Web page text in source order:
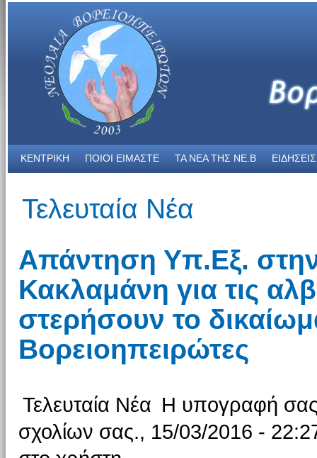
ΚΕΝΤΡΙΚΗ ΠΟΙΟΙ ΕΙΜΑΣΤΕ ΤΑ ΝΕΑ THΣ NE.B ΕΙΔΗΣΕΙΣ
Τελευταία Νέα
Απάντηση Υπ.Εξ.
Κακλαμάνη για τις
στερήσουν το
Βορειοηπειρώτες
Τελευταία Νέα Η υπογραφή σας
σχολίων σας., 15/03/2016 -